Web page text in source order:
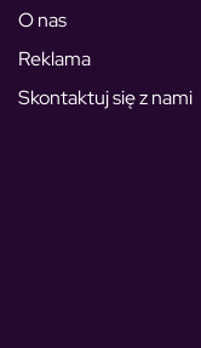
O nas
Reklama
Skontaktuj się z nami